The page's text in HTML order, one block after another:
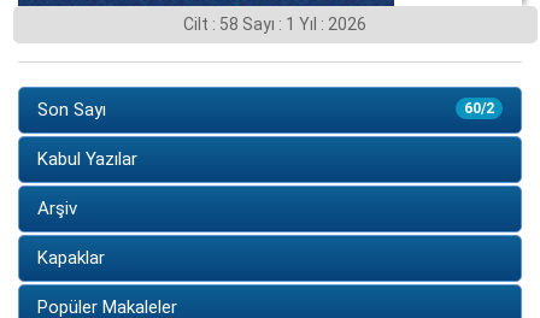
Cilt : 58 Sayı : 1 Yıl : 2026
60/2
Son Sayı
Kabul Yazılar
Arşiv
Kapaklar
Popüler Makaleler